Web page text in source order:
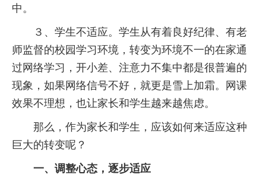
中。
３、学生不适应。学生从有着良好纪律、有老
师监督的校园学习环境，转变为环境不一的在家通
过网络学习，开小差、注意力不集中都是很普遍的
现象，如果网络信号不好，就更是雪上加霜。网课
效果不理想，也让家长和学生越来越焦虑。
那么，作为家长和学生，应该如何来适应这种
巨大的转变呢？
一、调整心态，逐步适应